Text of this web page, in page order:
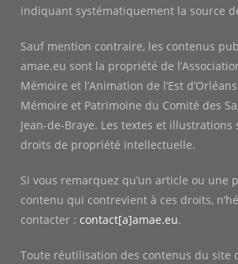
indiquant systématiquement la source
Sauf mention contraire, les contenus
amae.eu sont la propriété de
Mémoire et l’Animation de l’Est
Mémoire et Patrimoine du Comité des
Jean-de-Braye. Les textes et illustrations
droits de propriété intellectuelle.
Si vous remarquez qu’un article ou une
contenu qui contrevient à ces droits,
contacter :contact[a]amae.eu.
Toute réutilisation des contenus du site